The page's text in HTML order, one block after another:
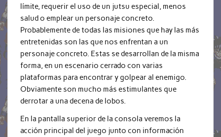
límite, requerir el uso de un jutsu especial, menos
salud o emplear un personaje concreto.
Probablemente de todas las misiones que hay las más
entretenidas son las que nos enfrentan a un
personaje concreto. Estas se desarrollan de la misma
forma, en un escenario cerrado con varias
plataformas para encontrar y golpear al enemigo.
Obviamente son mucho más estimulantes que
derrotar a una decena de lobos.
En la pantalla superior de la consola veremos la
acción principal del juego junto con información